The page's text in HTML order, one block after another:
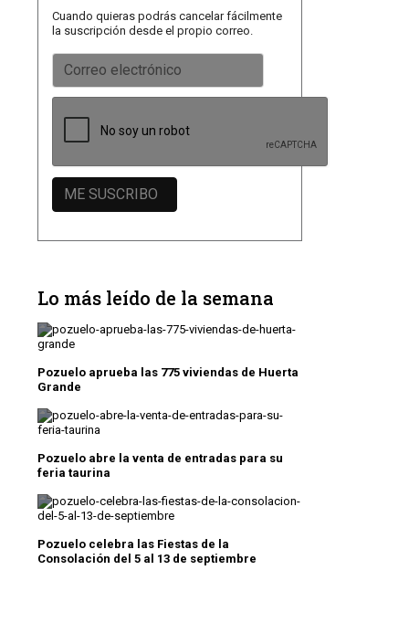
Cuando quieras podrás cancelar fácilmente
la suscripción desde el propio correo.
Lo más leído de la semana
Pozuelo aprueba las 775 viviendas de Huerta
Grande
Pozuelo abre la venta de entradas para su
feria taurina
Pozuelo celebra las Fiestas de la
Consolación del 5 al 13 de septiembre